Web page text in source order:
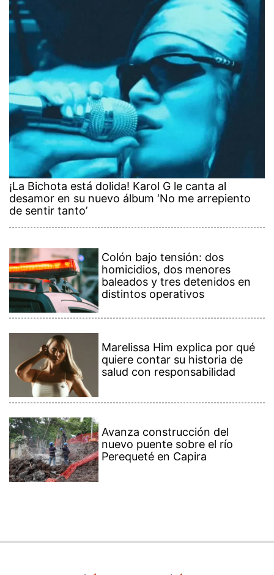
¡La Bichota está dolida! Karol G le canta al
desamor en su nuevo álbum ‘No me arrepiento
de sentir tanto’
Colón bajo tensión: dos
homicidios, dos menores
baleados y tres detenidos en
distintos operativos
Marelissa Him explica por qué
quiere contar su historia de
salud con responsabilidad
Avanza construcción del
nuevo puente sobre el río
Perequeté en Capira